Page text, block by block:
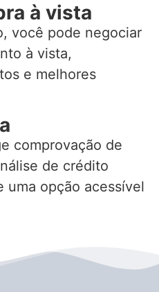
à vista
você pode negociar
à vista,
e melhores
comprovação de
de crédito
uma opção acessível